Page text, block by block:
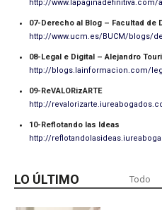
http://www.lapaginadefinitiva.com/
07-Derecho al Blog – Facultad de
http://www.ucm.es/BUCM/blogs/
08-Legal e Digital – Alejandro
http://blogs.lainformacion.com/
09-ReVALORizARTE
http://
10-Reflotando las Ideas
http://
LO ÚLTIMO Todo